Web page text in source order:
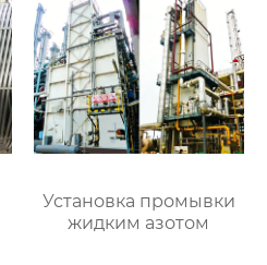
Установка промывки
жидким азотом